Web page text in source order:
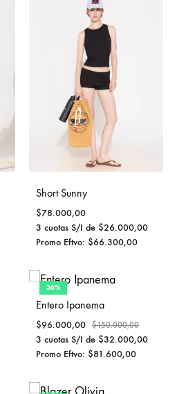
Short Sunny
$78.000,00
3 cuotas S/I de $26.000,00
Promo Eftvo: $66.300,00
36%
Entero Ipanema
$96.000,00 $150.000,00
3 cuotas S/I de $32.000,00
Promo Eftvo: $81.600,00